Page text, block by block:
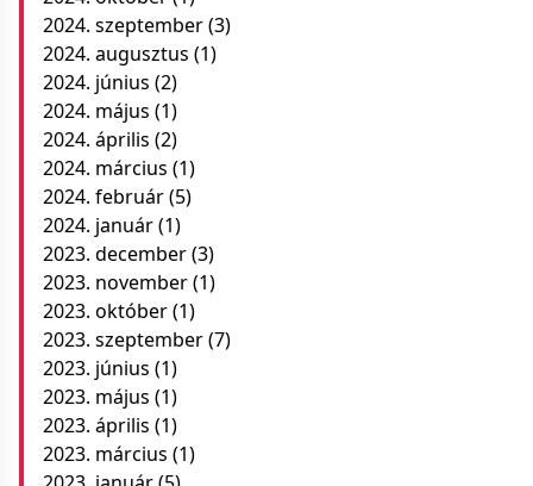
2024. szeptember(3)
2024. augusztus (1)
2024. június (2)
2024. május (1)
2024. április (2)
2024. március (1)
2024. február(5)
2024. január(1)
2023. december(3)
2023. november(1)
2023. október(1)
2023. szeptember(7)
2023. június (1)
2023. május (1)
2023. április (1)
2023. március (1)